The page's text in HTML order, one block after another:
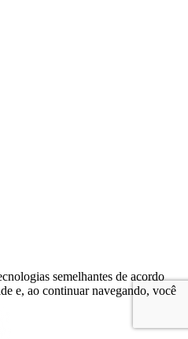
semelhantes de acordo
e, ao continuar navegando, você